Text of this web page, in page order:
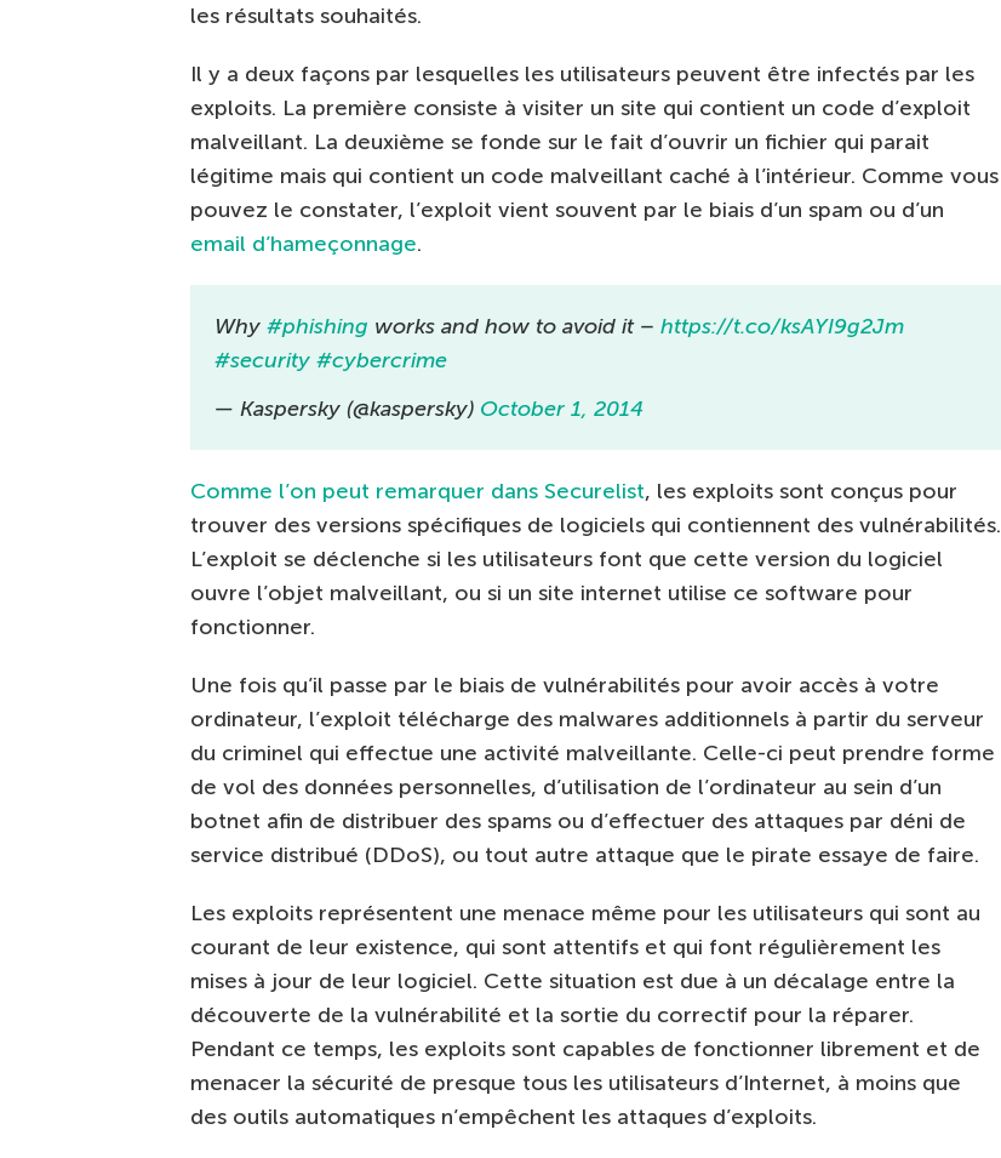
les résultats souhaités.
Il y a deux façons par lesquelles les utilisateurs peuvent être infectés par les
exploits. La première consiste à visiter un site qui contient un code d’exploit
malveillant. La deuxième se fonde sur le fait d’ouvrir un fichier qui parait
légitime mais qui contient un code malveillant caché à l’intérieur. Comme vous
pouvez le constater, l’exploit vient souvent par le biais d’un spam ou d’un
email d’hameçonnage.
Why #phishing works and how to avoid it – https://t.co/ksAYI9g2Jm
#security #cybercrime
— Kaspersky (@kaspersky) October 1, 2014
Comme l’on peut remarquer dans Securelist, les exploits sont conçus pour
trouver des versions spécifiques de logiciels qui contiennent des vulnérabilités.
L’exploit se déclenche si les utilisateurs font que cette version du logiciel
ouvre l’objet malveillant, ou si un site internet utilise ce software pour
fonctionner.
Une fois qu’il passe par le biais de vulnérabilités pour avoir accès à votre
ordinateur, l’exploit télécharge des malwares additionnels à partir du serveur
du criminel qui effectue une activité malveillante. Celle-ci peut prendre forme
de vol des données personnelles, d’utilisation de l’ordinateur au sein d’un
botnet afin de distribuer des spams ou d’effectuer des attaques par déni de
service distribué (DDoS), ou tout autre attaque que le pirate essaye de faire.
Les exploits représentent une menace même pour les utilisateurs qui sont au
courant de leur existence, qui sont attentifs et qui font régulièrement les
mises à jour de leur logiciel. Cette situation est due à un décalage entre la
découverte de la vulnérabilité et la sortie du correctif pour la réparer.
Pendant ce temps, les exploits sont capables de fonctionner librement et de
menacer la sécurité de presque tous les utilisateurs d’Internet, à moins que
des outils automatiques n’empêchent les attaques d’exploits.